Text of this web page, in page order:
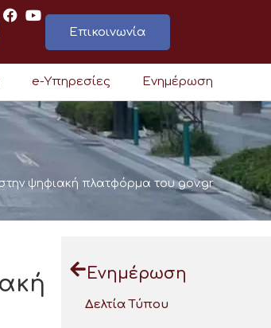
Επικοινωνία
e-Υπηρεσίες Ενημέρωση
ψηφιακή πλατφόρμα του gov.gr
Ενημέρωση
Δελτία Τύπου